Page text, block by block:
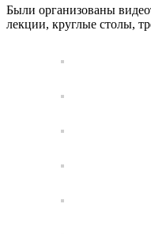
Были организованы
лекции, круглые столы,